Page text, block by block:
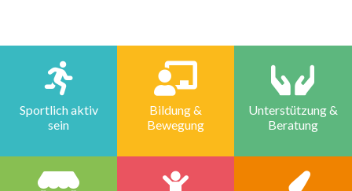
Sportlich aktiv
sein
Bildung &
Bewegung
Unterstützung &
Beratung